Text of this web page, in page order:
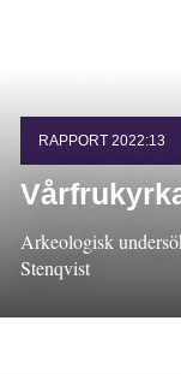
RAPPORT 2022:13
Arkeologisk
Stenqvist